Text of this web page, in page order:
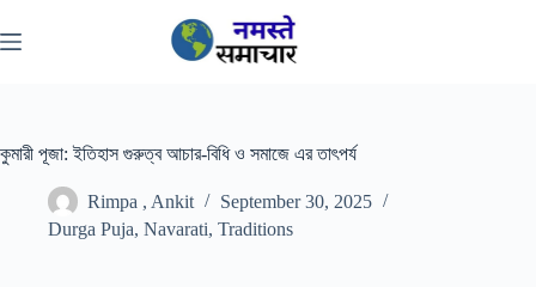
to
content
কুমারী পূজা: ইতিহাস গুরুত্ব আচার-বিধি ও সমাজে এর তাৎপর্য
Rimpa , Ankit
September 30, 2025
Durga Puja, Navarati, Traditions